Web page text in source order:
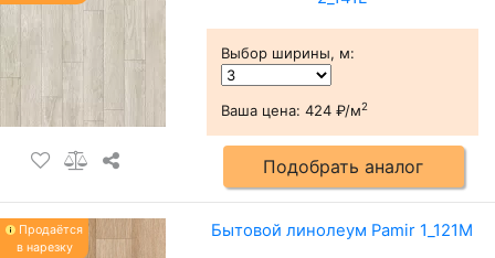
Выбор ширины, м:
Ваша цена: 424 ₽/м2
Подобрать аналог
Продаётся
в нарезку
Бытовой линолеум Pamir 1_121M